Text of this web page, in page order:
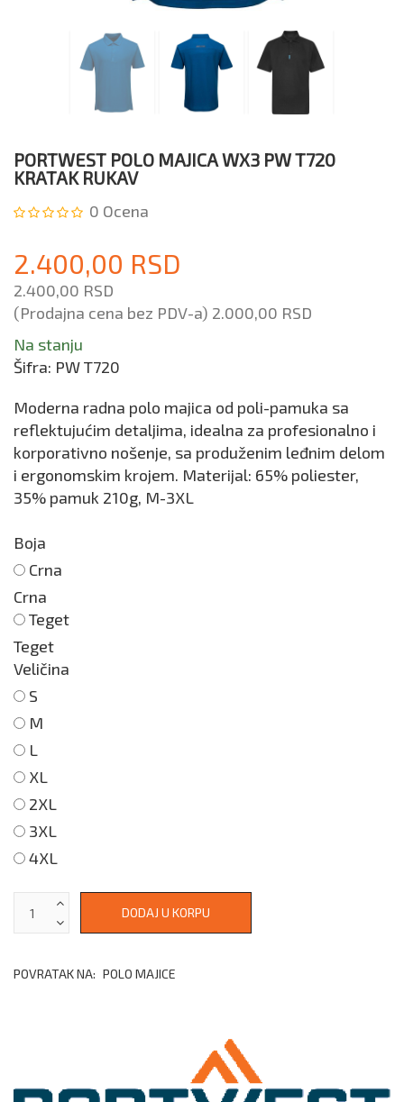
PORTWEST POLO MAJICA WX3 PW T720
KRATAK RUKAV
0 Ocena
2.400,00 RSD
2.400,00 RSD
(Prodajna cena bez PDV-a) 2.000,00 RSD
Na stanju
Šifra: PW T720
Moderna radna polo majica od poli-pamuka sa
reflektujućim detaljima, idealna za profesionalno i
korporativno nošenje, sa produženim leđnim delom
i ergonomskim krojem. Materijal: 65% poliester,
35% pamuk 210g, M-3XL
Boja
Crna
Crna
Teget
Teget
Veličina
S
M
L
XL
2XL
3XL
4XL
POVRATAK NA: POLO MAJICE